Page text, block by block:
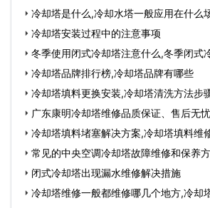
冷却塔是什么,冷却水塔一般应用在什么
冷却塔安装过程中的注意事项
冬季使用闭式冷却塔注意什么,冬季闭式
冷却塔品牌排行榜,冷却塔品牌有哪些
冷却塔填料更换安装,冷却塔清洗方法步
广东康明冷却塔维修品质保证、售后无忧
冷却塔填料堵塞解决方案,冷却塔填料维
常见的中央空调冷却塔故障维修和保养
闭式冷却塔出现漏水维修解决措施
冷却塔维修一般都维修哪几个地方,冷却